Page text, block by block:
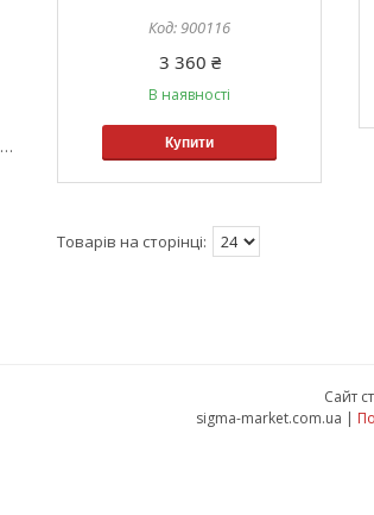
900116
3 360 ₴
В наявності
Купити
https://sigma-market.com.ua/ua/
Сайт
sigma-market.com.ua |